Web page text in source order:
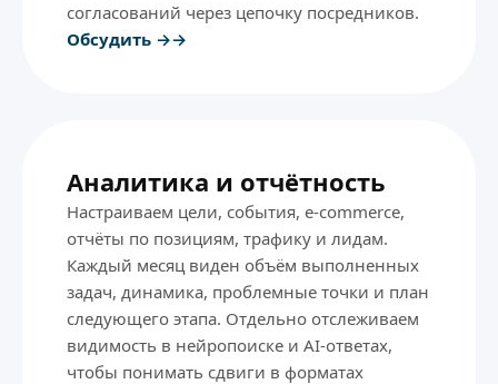
согласований через цепочку посредников.
Обсудить →
Аналитика и отчётность
Настраиваем цели, события, e-commerce,
отчёты по позициям, трафику и лидам.
Каждый месяц виден объём выполненных
задач, динамика, проблемные точки и план
следующего этапа. Отдельно отслеживаем
видимость в нейропоиске и AI-ответах,
чтобы понимать сдвиги в форматах